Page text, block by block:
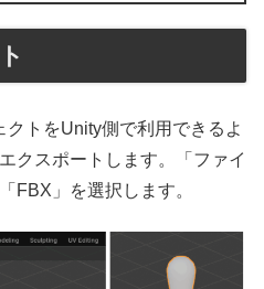
トをUnity側で利用できるよ
クスポートします。「ファイ
」を選択します。